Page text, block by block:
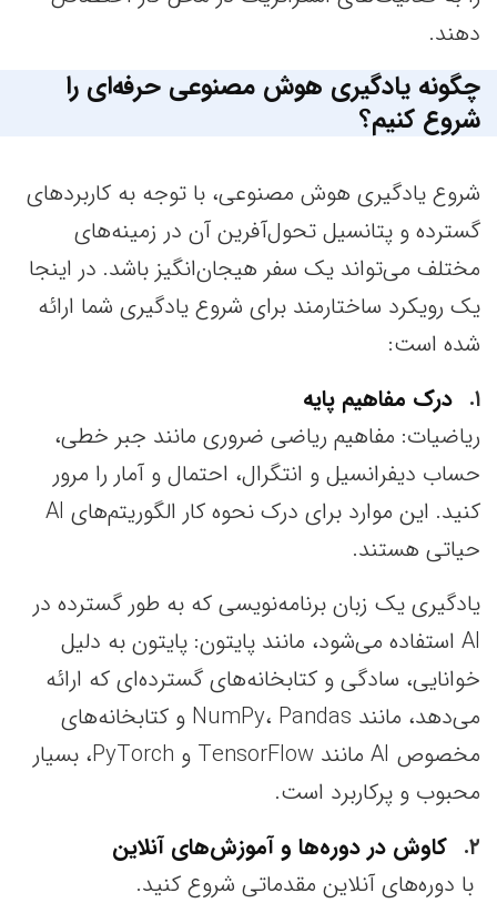
دهند.
چگونه یادگیری هوش مصنوعی حرفه‌ای را
شروع کنیم؟
شروع یادگیری هوش مصنوعی، با توجه به کاربردهای
گسترده و پتانسیل تحول‌آفرین آن در زمینه‌های
مختلف می‌تواند یک سفر هیجان‌انگیز باشد. در اینجا
یک رویکرد ساختارمند برای شروع یادگیری شما ارائه
شده است:
۱
درک مفاهیم پایه
ریاضیات: مفاهیم ریاضی ضروری مانند جبر خطی،
حساب دیفرانسیل و انتگرال، احتمال و آمار را مرور
کنید. این موارد برای درک نحوه کار الگوریتم‌های AI
حیاتی هستند.
یادگیری یک زبان برنامه‌نویسی که به طور گسترده در
AI استفاده می‌شود، مانند پایتون: پایتون به دلیل
خوانایی، سادگی و کتابخانه‌های گسترده‌ای که ارائه
می‌دهد، مانند NumPy، Pandas و کتابخانه‌های
مخصوص AI مانند TensorFlow و PyTorch، بسیار
محبوب و پرکاربرد است.
۲
کاوش در دوره‌ها و آموزش‌های آنلاین
با دوره‌های آنلاین مقدماتی شروع کنید.